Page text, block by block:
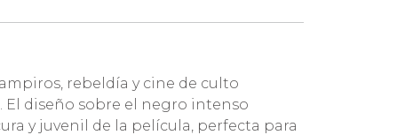
rebeldía y cine de culto
El diseño sobre el negro intenso
y juvenil de la película, perfecta para